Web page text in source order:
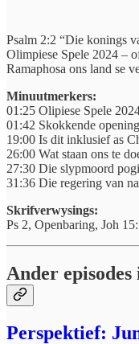
Psalm 2:2 “Die konings
Olimpiese Spele 2024 –
Ramaphosa ons land se
Minuutmerkers:
01:25 Olipiese Spele
01:42 Skokkende
19:00 Is dit inklusief as
26:00 Wat staan ons te
27:30 Die slypmoord
31:36 Die regering van
Skrifverwysings:
Ps 2, Openbaring, Joh
Ander
Perspektief: